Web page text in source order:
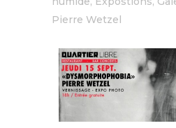
Pierre Wetzel